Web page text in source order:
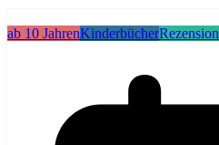
ab 10 JahrenKinderbücherRezension